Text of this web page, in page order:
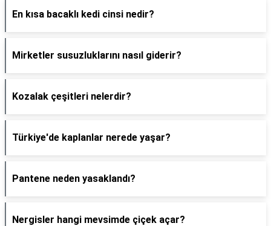
En kısa bacaklı kedi cinsi nedir?
Mirketler susuzluklarını nasıl giderir?
Kozalak çeşitleri nelerdir?
Türkiye'de kaplanlar nerede yaşar?
Pantene neden yasaklandı?
Nergisler hangi mevsimde çiçek açar?